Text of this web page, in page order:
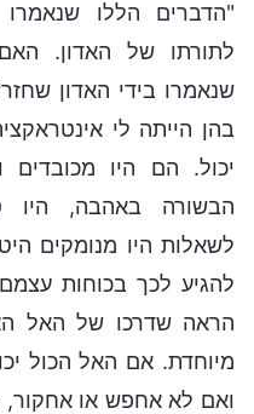
"הדברים הללו
לתורתו של האדון.
שנאמרו בידי האדון
בהן הייתה לי
יכול. הם היו
הבשורה באהבה, היו
לשאלות היו מנומקים
להגיע לכך בכוחות
הראה שדרכו של האל
מיוחדת. אם האל הכול
ואם לא אחפש או